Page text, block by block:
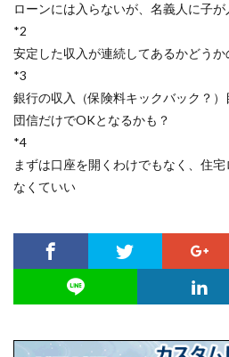
ローンには入らないが、名義人に子
*2
安定した収入が連続してあるかどう
*3
銀行の収入（保険料キックバック？
団信だけでOKとなるかも？
*4
まずは口座を開くわけでもなく、住
なくていい